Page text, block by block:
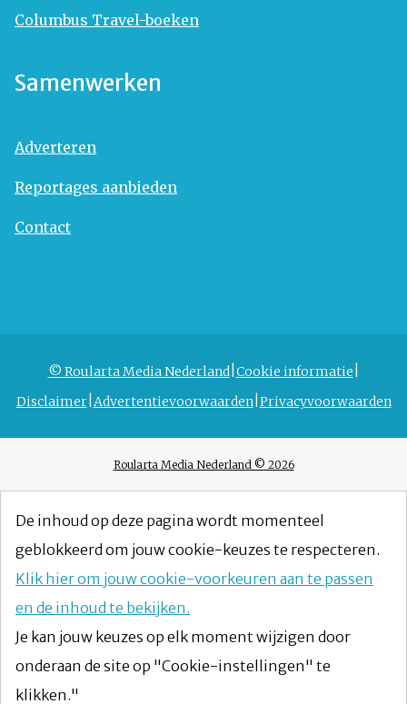
Columbus Travel-boeken
Samenwerken
Adverteren
Reportages aanbieden
Contact
© Roularta Media Nederland Cookie informatie
Disclaimer Advertentievoorwaarden Privacyvoorwaarden
Roularta Media Nederland © 2026
De inhoud op deze pagina wordt momenteel
geblokkeerd om jouw cookie-keuzes te respecteren.
Klik hier om jouw cookie-voorkeuren aan te passen
en de inhoud te bekijken.
Je kan jouw keuzes op elk moment wijzigen door
onderaan de site op "Cookie-instellingen" te
klikken."